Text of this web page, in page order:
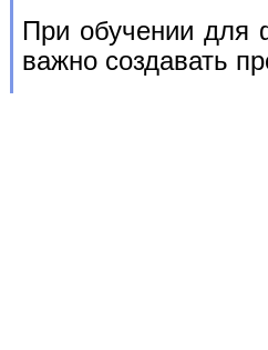
При обучении для
важно создавать